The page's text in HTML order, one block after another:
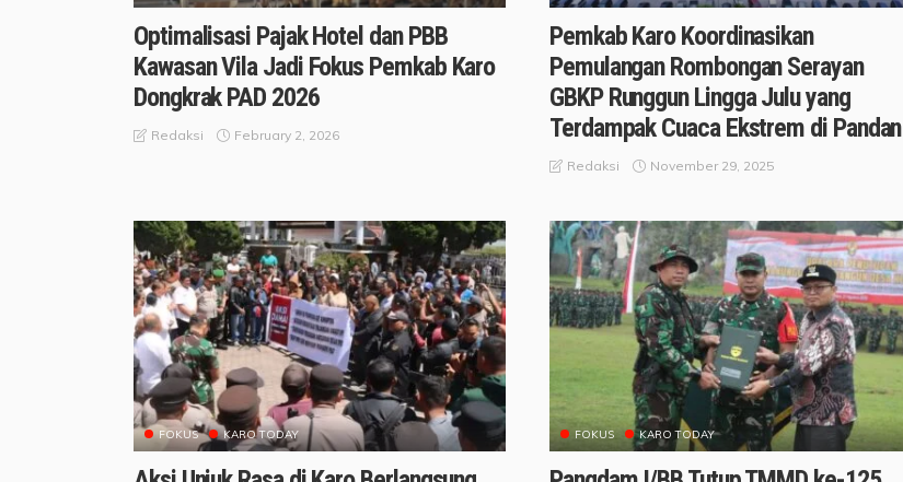
Optimalisasi Pajak Hotel dan PBB
Kawasan Vila Jadi Fokus Pemkab Karo
Dongkrak PAD 2026
Redaksi February 2, 2026
Pemkab Karo Koordinasikan
Pemulangan Rombongan Serayan
GBKP Runggun Lingga Julu yang
Terdampak Cuaca Ekstrem di Pandan
Redaksi November 29, 2025
FOKUS KARO TODAY FOKUS KARO TODAY